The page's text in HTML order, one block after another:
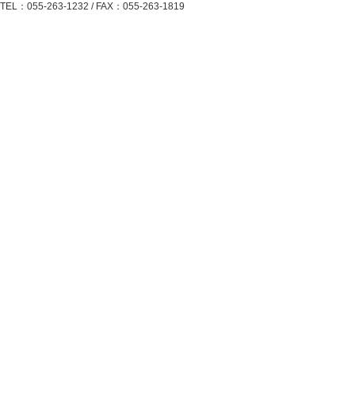
TEL：055-263-1232 / FAX：055-263-1819